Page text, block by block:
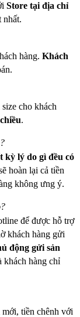
Store tại địa chỉ
nhất.
hàng. Khách
cho khách
.
kỳ lý do gì đều có
hoàn lại cả tiền
không ưng ý.
để được hỗ trợ
khách hàng gửi
động gửi sản
khách hàng chỉ
tiền chênh với